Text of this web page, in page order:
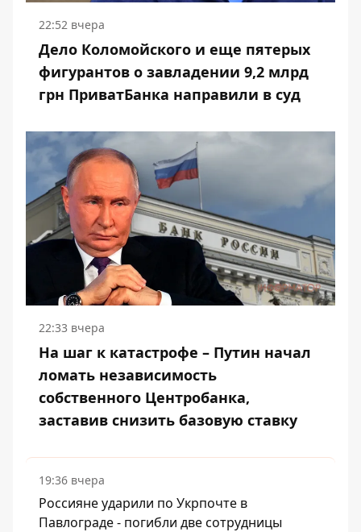
22:52 вчера
Дело Коломойского и еще пятерых
фигурантов о завладении 9,2 млрд
грн ПриватБанка направили в суд
22:33 вчера
На шаг к катастрофе – Путин начал
ломать независимость
собственного Центробанка,
заставив снизить базовую ставку
19:36 вчера
Россияне ударили по Укрпочте в
Павлограде - погибли две сотрудницы